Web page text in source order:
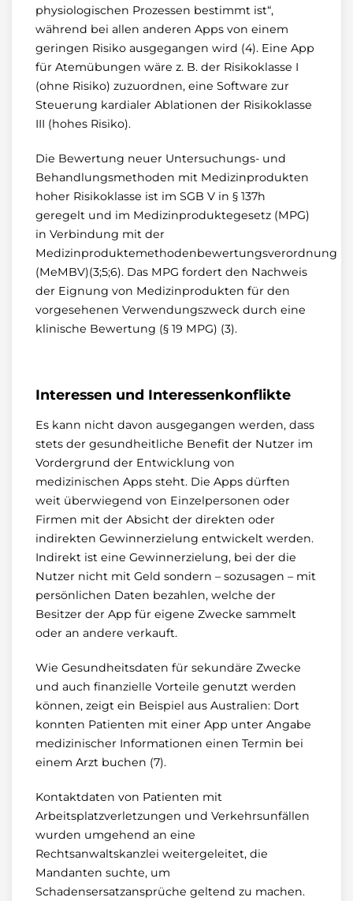
physiologischen Prozessen bestimmt ist“,
während bei allen anderen Apps von einem
geringen Risiko ausgegangen wird (4). Eine App
für Atemübungen wäre z. B. der Risikoklasse I
(ohne Risiko) zuzuordnen, eine Software zur
Steuerung kardialer Ablationen der Risikoklasse
III (hohes Risiko).
Die Bewertung neuer Untersuchungs- und
Behandlungsmethoden mit Medizinprodukten
hoher Risikoklasse ist im SGB V in § 137h
geregelt und im Medizinproduktegesetz (MPG)
in Verbindung mit der
Medizinproduktemethodenbewertungsverordnung
(MeMBV)(3;5;6). Das MPG fordert den Nachweis
der Eignung von Medizinprodukten für den
vorgesehenen Verwendungszweck durch eine
klinische Bewertung (§ 19 MPG) (3).
Interessen und Interessenkonflikte
Es kann nicht davon ausgegangen werden, dass
stets der gesundheitliche Benefit der Nutzer im
Vordergrund der Entwicklung von
medizinischen Apps steht. Die Apps dürften
weit überwiegend von Einzelpersonen oder
Firmen mit der Absicht der direkten oder
indirekten Gewinnerzielung entwickelt werden.
Indirekt ist eine Gewinnerzielung, bei der die
Nutzer nicht mit Geld sondern – sozusagen – mit
persönlichen Daten bezahlen, welche der
Besitzer der App für eigene Zwecke sammelt
oder an andere verkauft.
Wie Gesundheitsdaten für sekundäre Zwecke
und auch finanzielle Vorteile genutzt werden
können, zeigt ein Beispiel aus Australien: Dort
konnten Patienten mit einer App unter Angabe
medizinischer Informationen einen Termin bei
einem Arzt buchen (7).
Kontaktdaten von Patienten mit
Arbeitsplatzverletzungen und Verkehrsunfällen
wurden umgehend an eine
Rechtsanwaltskanzlei weitergeleitet, die
Mandanten suchte, um
Schadensersatzansprüche geltend zu machen.